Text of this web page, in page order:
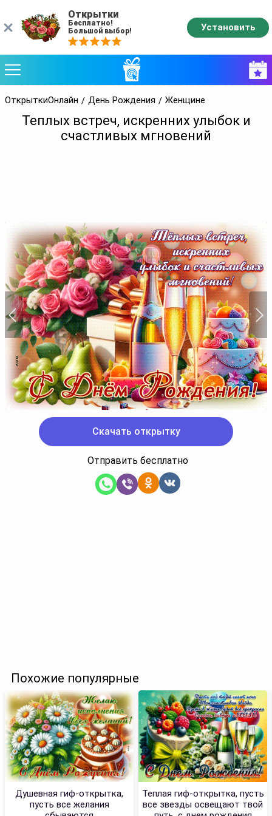
ОткрыткиОнлайн День Рождения Женщине
Теплых встреч, искренних улыбок и
счастливых мгновений
Скачать открытку
Отправить бесплатно
Похожие популярные
Душевная гиф-открытка,
пусть все желания
Теплая гиф-открытка, пусть
все звезды освещают твой
Открытки
Бесплатно!
Большой выбор!
Установить